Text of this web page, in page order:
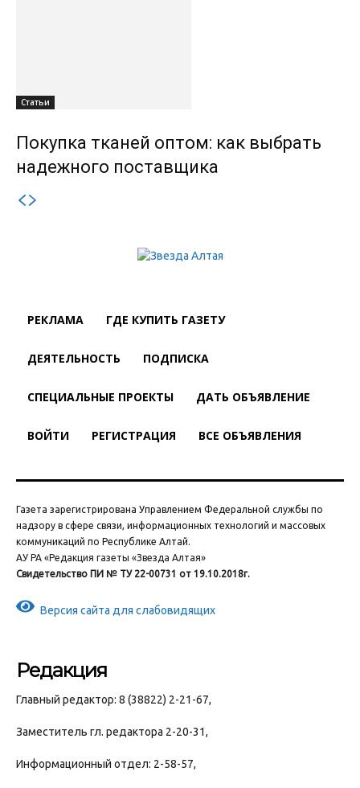
Статьи
Покупка тканей оптом: как выбрать
надежного поставщика
РЕКЛАМА ГДЕ КУПИТЬ ГАЗЕТУ
ДЕЯТЕЛЬНОСТЬ ПОДПИСКА
СПЕЦИАЛЬНЫЕ ПРОЕКТЫ ДАТЬ ОБЪЯВЛЕНИЕ
ВОЙТИ РЕГИСТРАЦИЯ ВСЕ ОБЪЯВЛЕНИЯ
Газета зарегистрирована Управлением Федеральной службы по
надзору в сфере связи, информационных технологий и массовых
коммуникаций по Республике Алтай.
АУ РА «Редакция газеты «Звезда Алтая»
Свидетельство ПИ № ТУ 22-00731 от 19.10.2018г.
Версия сайта для слабовидящих
Редакция
Главный редактор: 8 (38822) 2-21-67,
Заместитель гл. редактора 2-20-31,
Информационный отдел: 2-58-57,